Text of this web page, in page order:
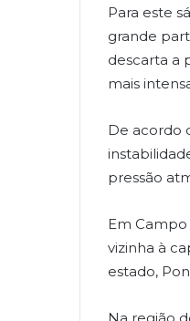
Para este
grande
descarta a
mais
De acordo
pressão
Em Campo
vizinha à
estado,